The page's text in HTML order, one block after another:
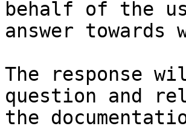
behalf of the
answer
The response
question and
the